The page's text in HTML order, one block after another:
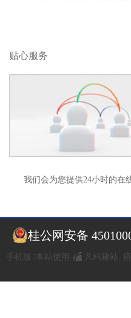
贴心服务
我们会为您提供24小时的在
桂公网安备
手机版 本站使用 凡科建站